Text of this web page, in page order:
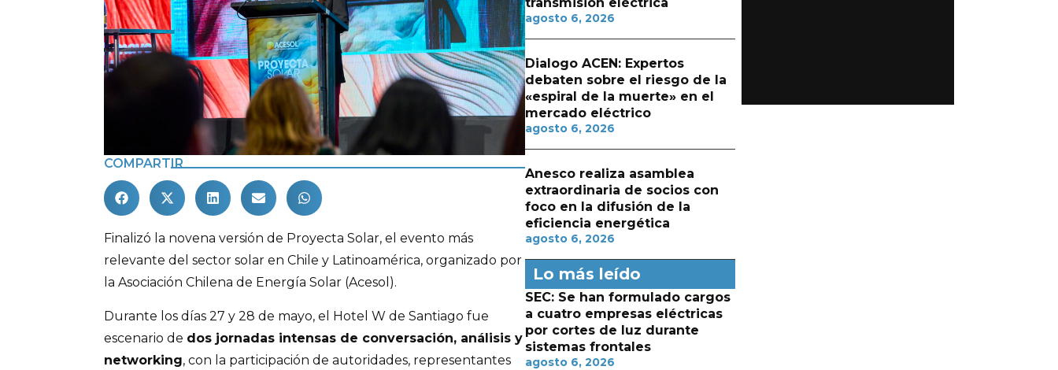
COMPARTIR
Finalizó la novena versión de Proyecta Solar, el evento más
relevante del sector solar en Chile y Latinoamérica, organizado por
la Asociación Chilena de Energía Solar (Acesol).
Durante los días 27 y 28 de mayo, el Hotel W de Santiago fue
escenario de dos jornadas intensas de conversación, análisis y
networking, con la participación de autoridades, representantes
agosto 6, 2026
Dialogo ACEN: Expertos
debaten sobre el riesgo de la
«espiral de la muerte» en el
mercado eléctrico
agosto 6, 2026
Anesco realiza asamblea
extraordinaria de socios con
foco en la difusión de la
eficiencia energética
agosto 6, 2026
Lo más leído
SEC: Se han formulado cargos
a cuatro empresas eléctricas
por cortes de luz durante
sistemas frontales
agosto 6, 2026